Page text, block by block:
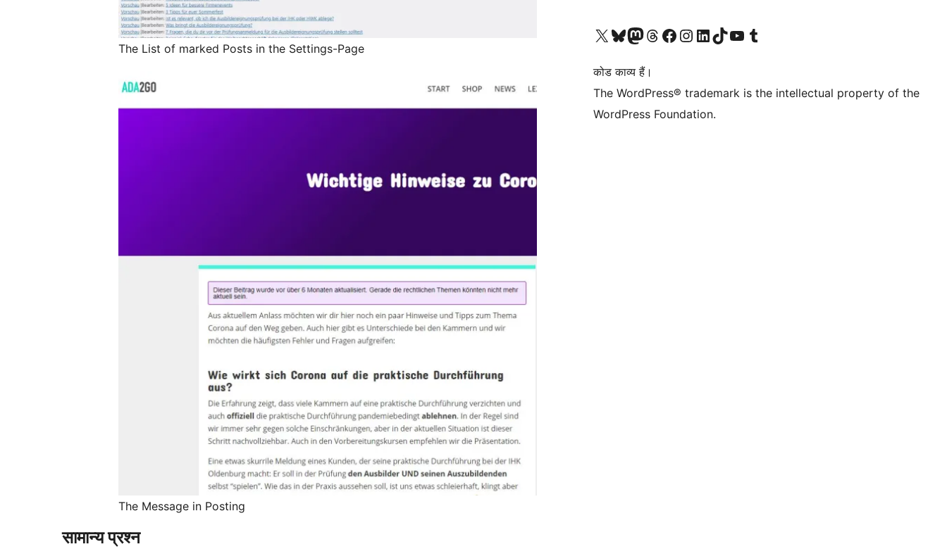
The List of marked Posts in the Settings-Page
The Message in Posting
सामान्य प्रश्न
Visit our X (formerly Twitter) account
हमारे बलुस्की खाते पर जाएँVisit our Mastodon account
हमारे थ्रेड्स अकाउंट पर जाएंहमारे फेसबुक पेज पर जाएँहमारे इंस्टाग्राम अकाउंट पर जाएंहमारे लिंक्डइन खाते पर जाएँहमारे टिकटॉक खाते पर जाएँहमारे यूट्यूब चैनल पर जाएंहमारे Tumblr खाते पर जाएँ
कोड काव्य हैं।
The WordPress® trademark is the intellectual property of the
WordPress Foundation.